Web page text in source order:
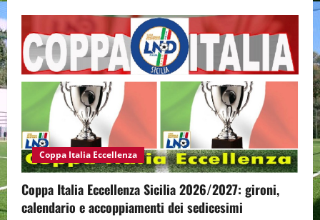
Coppa Italia Eccellenza
Coppa Italia Eccellenza Sicilia 2026/2027: gironi,
calendario e accoppiamenti dei sedicesimi